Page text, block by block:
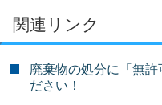
関連リンク
廃棄物の処分に「無許
ださい！